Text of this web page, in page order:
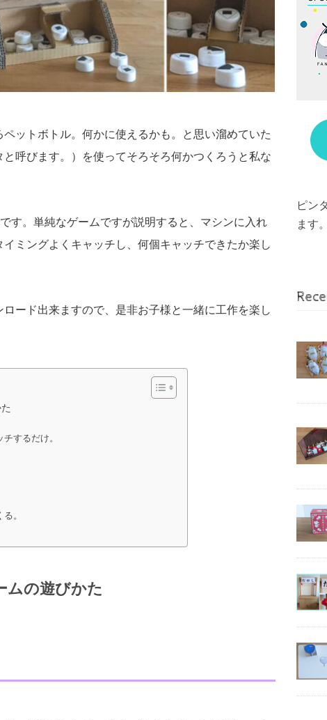
ットボトル。何かに使えるかも。と思い溜めていた
呼びます。）を使ってそろそろ何かつくろうと私な
す。単純なゲームですが説明すると、マシンに入れ
ミングよくキャッチし、何個キャッチできたか楽し
ード出来ますので、是非お子様と一緒に工作を楽し
するだけ。
。
ムの遊びかた
ピン
ます。